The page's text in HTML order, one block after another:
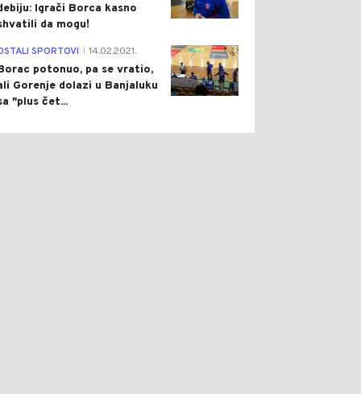
Igrači Borca kasno
da mogu!
3
SPORTOVI 14.02.2021.
potonuo, pa se vratio,
Gorenje dolazi u Banjaluku
"plus čet...